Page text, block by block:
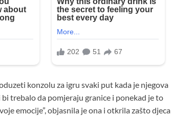
konzolu za igru svaki put kada je njegova
trebalo da pomjeraju granice i ponekad je to
emocije”, objasnila je ona i otkrila zašto djeca